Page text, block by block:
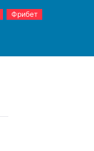
Фрибет